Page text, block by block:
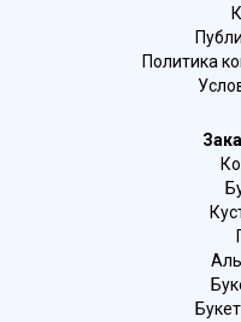
Политика